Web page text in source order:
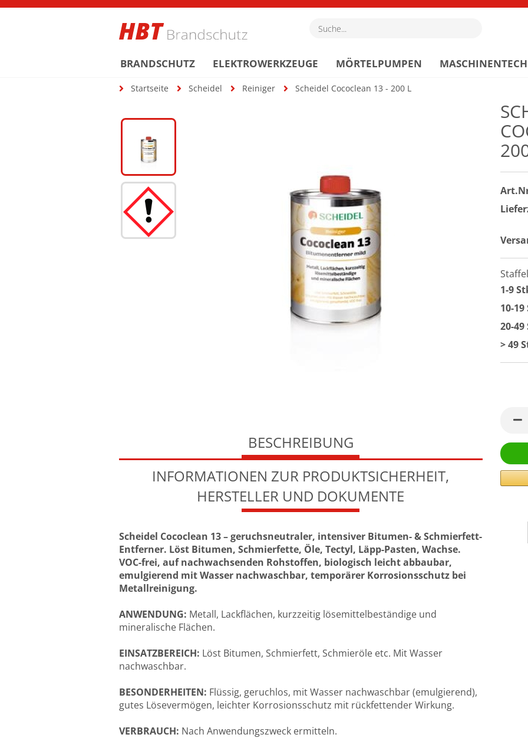
BRANDSCHUTZ ELEKTROWERKZEUGE MÖRTELPUMPEN
Startseite Scheidel Reiniger Scheidel Cococlean 13 - 200 L
1-9
10-
20-49
> 49
BESCHREIBUNG
INFORMATIONEN ZUR PRODUKTSICHERHEIT,
HERSTELLER UND DOKUMENTE
Scheidel Cococlean 13 – geruchsneutraler, intensiver Bitumen- & Schmierfett-
Entferner. Löst Bitumen, Schmierfette, Öle, Tectyl, Läpp-Pasten, Wachse.
VOC-frei, auf nachwachsenden Rohstoffen, biologisch leicht abbaubar,
emulgierend mit Wasser nachwaschbar, temporärer Korrosionsschutz bei
Metallreinigung.
ANWENDUNG: Metall, Lackflächen, kurzzeitig lösemittelbeständige und
mineralische Flächen.
EINSATZBEREICH: Löst Bitumen, Schmierfett, Schmieröle etc. Mit Wasser
nachwaschbar.
BESONDERHEITEN: Flüssig, geruchlos, mit Wasser nachwaschbar (emulgierend),
gutes Lösevermögen, leichter Korrosionsschutz mit rückfettender Wirkung.
VERBRAUCH: Nach Anwendungszweck ermitteln.